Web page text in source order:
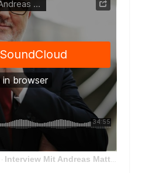
· Interview Mit Andreas Matthä, CEO der ÖBB Holding